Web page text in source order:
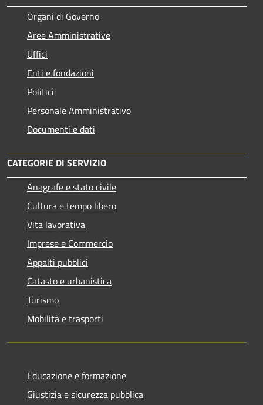
Organi di Governo
Aree Amministrative
Uffici
Enti e fondazioni
Politici
Personale Amministrativo
Documenti e dati
CATEGORIE DI SERVIZIO
Anagrafe e stato civile
Cultura e tempo libero
Vita lavorativa
Imprese e Commercio
Appalti pubblici
Catasto e urbanistica
Turismo
Mobilità e trasporti
Educazione e formazione
Giustizia e sicurezza pubblica